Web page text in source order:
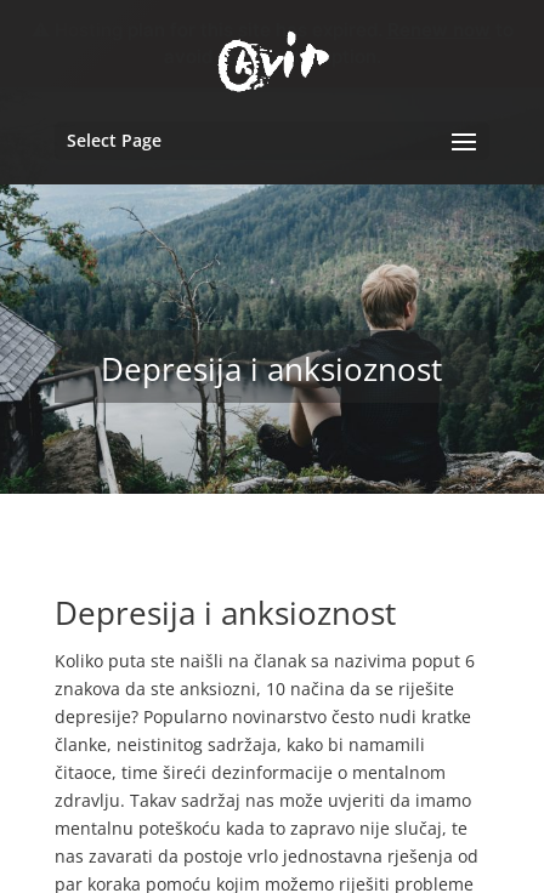
⚠️ Hosting plan for this site has expired.
avoid service disruption.
Select Page
Depresija i anksioznost
Depresija i anksioznost
Koliko puta ste naišli na članak sa nazivima poput 6
znakova da ste anksiozni, 10 načina da se riješite
depresije? Popularno novinarstvo često nudi kratke
članke, neistinitog sadržaja, kako bi namamili
čitaoce, time šireći dezinformacije o mentalnom
zdravlju. Takav sadržaj nas može uvjeriti da imamo
mentalnu poteškoću kada to zapravo nije slučaj, te
nas zavarati da postoje vrlo jednostavna rješenja od
par koraka pomoću kojim možemo riješiti probleme